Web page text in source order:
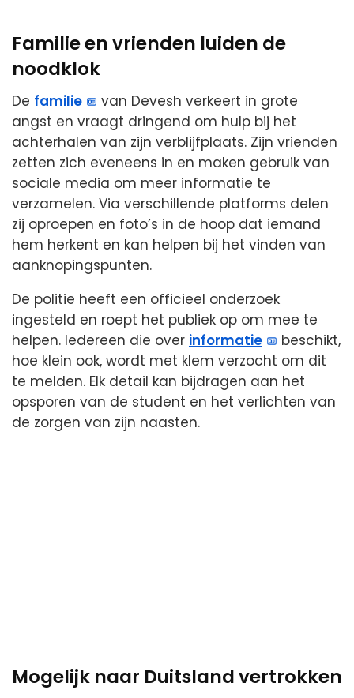
Familie en vrienden luiden de
noodklok
De familie
van Devesh verkeert in grote
angst en vraagt dringend om hulp bij het
achterhalen van zijn verblijfplaats. Zijn vrienden
zetten zich eveneens in en maken gebruik van
sociale media om meer informatie te
verzamelen. Via verschillende platforms delen
zij oproepen en foto’s in de hoop dat iemand
hem herkent en kan helpen bij het vinden van
aanknopingspunten.
De politie heeft een officieel onderzoek
ingesteld en roept het publiek op om mee te
helpen. Iedereen die over informatie
beschikt,
hoe klein ook, wordt met klem verzocht om dit
te melden. Elk detail kan bijdragen aan het
opsporen van de student en het verlichten van
de zorgen van zijn naasten.
Mogelijk naar Duitsland vertrokken